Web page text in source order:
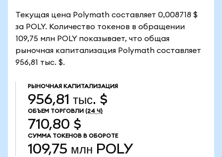
Текущая цена Polymath составляет 0,008718 $
за POLY. Количество токенов в обращении
109,75 млн POLY показывает, что общая
рыночная капитализация Polymath составляет
956,81 тыс. $.
РЫНОЧНАЯ КАПИТАЛИЗАЦИЯ
956,81 тыс. $
ОБЪЕМ ТОРГОВЛИ (24 Ч)
710,80 $
СУММА ТОКЕНОВ В ОБОРОТЕ
109,75 млн POLY